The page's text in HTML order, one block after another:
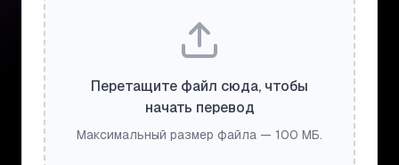
Перетащите файл сюда, чтобы
начать перевод
Максимальный размер файла — 100 МБ.